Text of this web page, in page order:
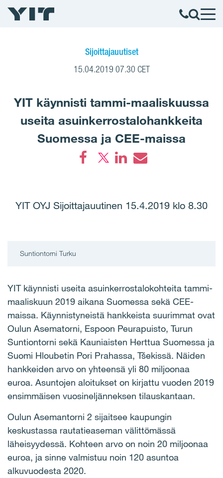
Sijoittajauutiset
15.04.2019 07.30 CET
YIT käynnisti tammi-maaliskuussa
useita asuinkerrostalohankkeita
Suomessa ja CEE-maissa
YIT OYJ Sijoittajauutinen 15.4.2019 klo 8.30
Suntiontorni Turku
YIT käynnisti useita asuinkerrostalokohteita tammi-
maaliskuun 2019 aikana Suomessa sekä CEE-
maissa. Käynnistyneistä hankkeista suurimmat ovat
Oulun Asematorni, Espoon Peurapuisto, Turun
Suntiontorni sekä Kauniaisten Herttua Suomessa ja
Suomi Hloubetin Pori Prahassa, Tšekissä. Näiden
hankkeiden arvo on yhteensä yli 80 miljoonaa
euroa. Asuntojen aloitukset on kirjattu vuoden 2019
ensimmäisen vuosineljänneksen tilauskantaan.
Oulun Asemantorni 2 sijaitsee kaupungin
keskustassa rautatieaseman välittömässä
läheisyydessä. Kohteen arvo on noin 20 miljoonaa
euroa, ja sinne valmistuu noin 120 asuntoa
alkuvuodesta 2020.